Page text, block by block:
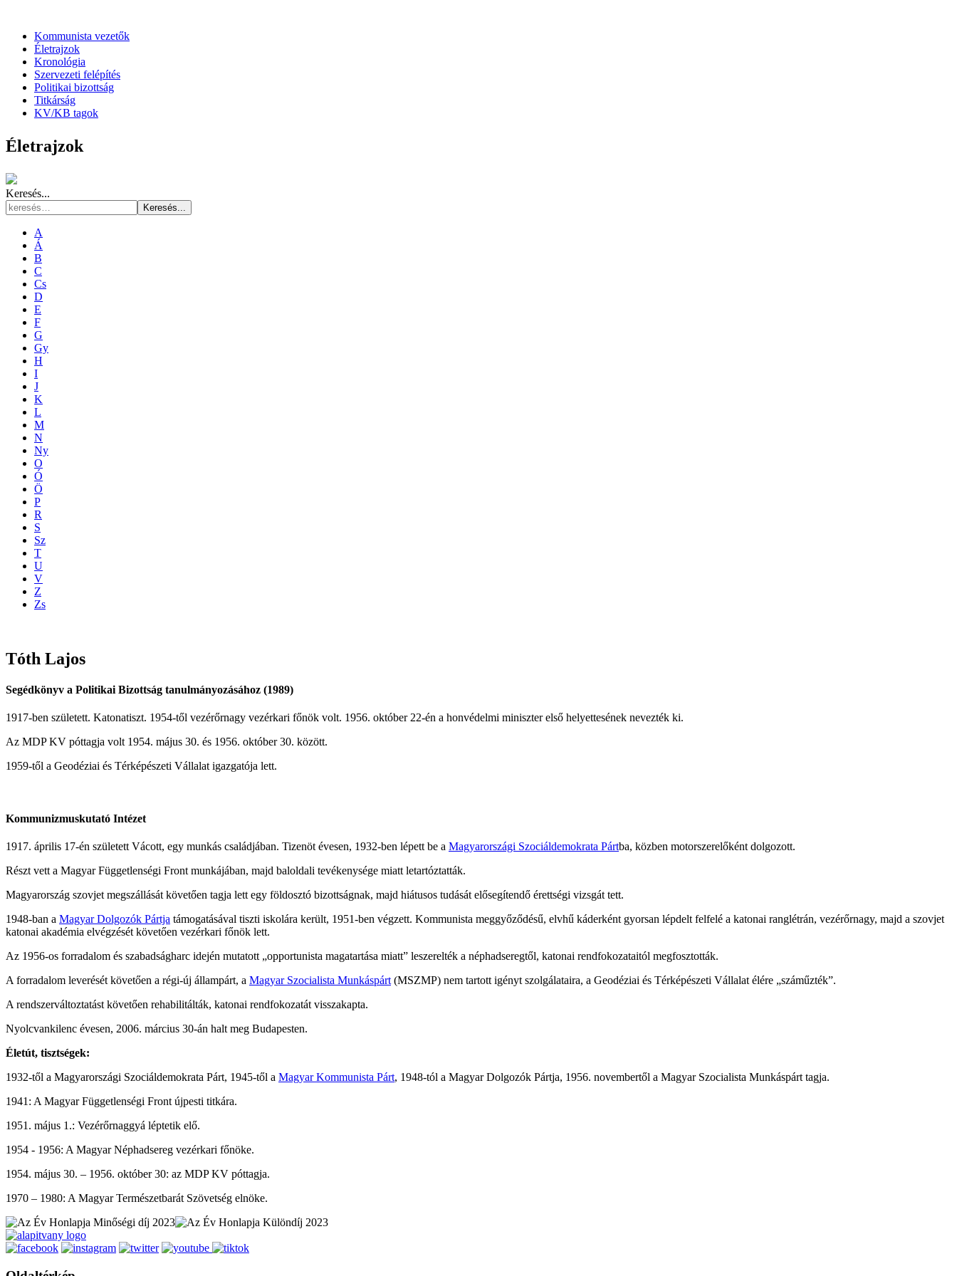
Kommunista vezetők
Életrajzok
Kronológia
Szervezeti felépítés
Politikai bizottság
Titkárság
KV/KB tagok
Életrajzok
Keresés...
Keresés...
A
Á
B
C
Cs
D
E
F
G
Gy
H
I
J
K
L
M
N
Ny
O
Ó
Ö
P
R
S
Sz
T
U
V
Z
Zs
Tóth Lajos
Segédkönyv a Politikai Bizottság tanulmányozásához (1989)
1917-ben született. Katonatiszt. 1954-től vezérőrnagy vezérkari főnök volt. 1956. október 22-én a honvédelmi miniszter első helyettesének nevezték ki.
Az MDP KV póttagja volt 1954. május 30. és 1956. október 30. között.
1959-től a Geodéziai és Térképészeti Vállalat igazgatója lett.
Kommunizmuskutató Intézet
1917. április 17-én született Vácott, egy munkás családjában. Tizenöt évesen, 1932-ben lépett be a Magyarországi Szociáldemokrata Pártba, közben motorszerelőként dolgozott.
Részt vett a Magyar Függetlenségi Front munkájában, majd baloldali tevékenysége miatt letartóztatták.
Magyarország szovjet megszállását követően tagja lett egy földosztó bizottságnak, majd hiátusos tudását elősegítendő érettségi vizsgát tett.
1948-ban a Magyar Dolgozók Pártja támogatásával tiszti iskolára került, 1951-ben végzett. Kommunista meggyőződésű, elvhű káderként gyorsan lépdelt felfelé a katonai ranglétrán, vezérőrnagy, majd a szovjet
katonai akadémia elvégzését követően vezérkari főnök lett.
Az 1956-os forradalom és szabadságharc idején mutatott „opportunista magatartása miatt” leszerelték a néphadseregtől, katonai rendfokozataitól megfosztották.
A forradalom leverését követően a régi-új állampárt, a Magyar Szocialista Munkáspárt (MSZMP) nem tartott igényt szolgálataira, a Geodéziai és Térképészeti Vállalat élére „száműzték”.
A rendszerváltoztatást követően rehabilitálták, katonai rendfokozatát visszakapta.
Nyolcvankilenc évesen, 2006. március 30-án halt meg Budapesten.
Életút, tisztségek:
1932-től a Magyarországi Szociáldemokrata Párt, 1945-től a Magyar Kommunista Párt, 1948-tól a Magyar Dolgozók Pártja, 1956. novembertől a Magyar Szocialista Munkáspárt tagja.
1941: A Magyar Függetlenségi Front újpesti titkára.
1951. május 1.: Vezérőrnaggyá léptetik elő.
1954 - 1956: A Magyar Néphadsereg vezérkari főnöke.
1954. május 30. – 1956. október 30: az MDP KV póttagja.
1970 – 1980: A Magyar Természetbarát Szövetség elnöke.